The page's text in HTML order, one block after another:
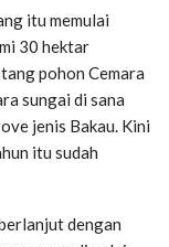
itu memulai
30 hektar
pohon Cemara
sungai di sana
jenis Bakau. Kini
itu sudah
dengan